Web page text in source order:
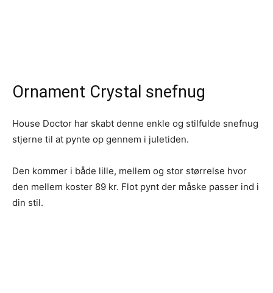
Ornament Crystal snefnug
House Doctor har skabt denne enkle og stilfulde snefnug
stjerne til at pynte op gennem i juletiden.
Den kommer i både lille, mellem og stor størrelse hvor
den mellem koster 89 kr. Flot pynt der måske passer ind i
din stil.